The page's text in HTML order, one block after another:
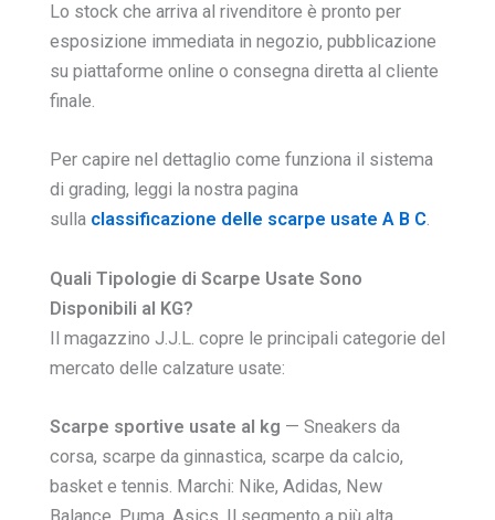
Lo stock che arriva al rivenditore è pronto per
esposizione immediata in negozio, pubblicazione
su piattaforme online o consegna diretta al cliente
finale.
Per capire nel dettaglio come funziona il sistema
di grading, leggi la nostra pagina
sulla classificazione delle scarpe usate A B C.
Quali Tipologie di Scarpe Usate Sono
Disponibili al KG?
Il magazzino J.J.L. copre le principali categorie del
mercato delle calzature usate:
Scarpe sportive usate al kg — Sneakers da
corsa, scarpe da ginnastica, scarpe da calcio,
basket e tennis. Marchi: Nike, Adidas, New